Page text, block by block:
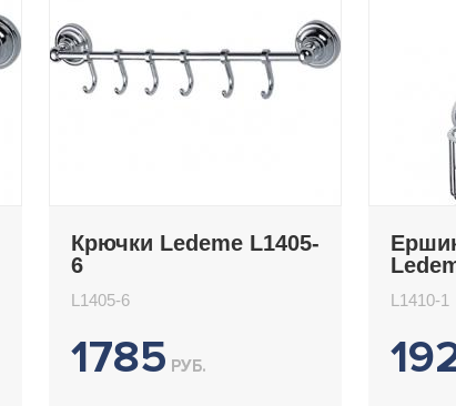
Крючки Ledeme L1405-
6
L1405-6
1785 РУБ.
L1410-1